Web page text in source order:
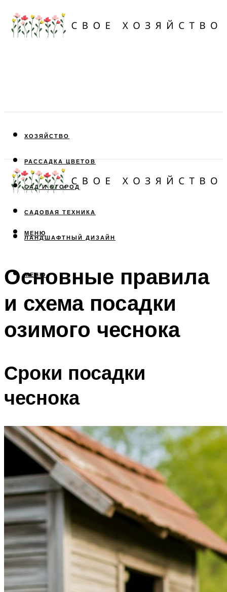
ХОЗЯЙСТВО
РАССАДКА ЦВЕТОВ
САД И ОГОРОД
САДОВАЯ ТЕХНИКА
ЛАНДШАФТНЫЙ ДИЗАЙН
МЕНЮ
МЕНЮ
Основные правила
и схема посадки
озимого чеснока
Сроки посадки
чеснока